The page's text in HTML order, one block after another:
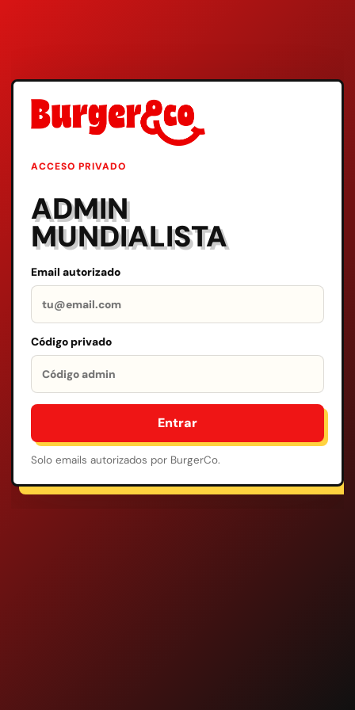
ACCESO PRIVADO
ADMIN
MUNDIALISTA
Email autorizado
Código privado
Entrar
Solo emails autorizados por BurgerCo.